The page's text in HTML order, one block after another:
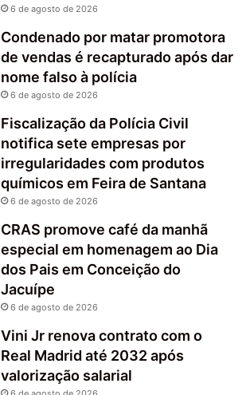
6 de agosto de 2026
Condenado por matar promotora
de vendas é recapturado após dar
nome falso à polícia
6 de agosto de 2026
Fiscalização da Polícia Civil
notifica sete empresas por
irregularidades com produtos
químicos em Feira de Santana
6 de agosto de 2026
CRAS promove café da manhã
especial em homenagem ao Dia
dos Pais em Conceição do
Jacuípe
6 de agosto de 2026
Vini Jr renova contrato com o
Real Madrid até 2032 após
valorização salarial